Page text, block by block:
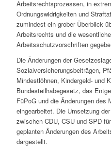
Arbeitsrechtsprozessen, in
Ordnungswidrigkeiten und
zumindest ein grober Überblick
Arbeitsrechts und die
Arbeitsschutzvorschriften
Die Änderungen der
Sozialversicherungsbeiträgen,
Mindestlöhnen, Kindergeld- und
Bundesteilhabegesetz, das
FüPoG und die Änderungen des
eingearbeitet. Die Umsetzung
zwischen CDU, CSU und SPD
geplanten Änderungen des
dargestellt.